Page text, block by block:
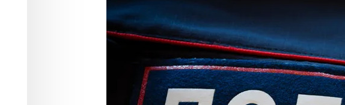
шопинга в
Происшествия